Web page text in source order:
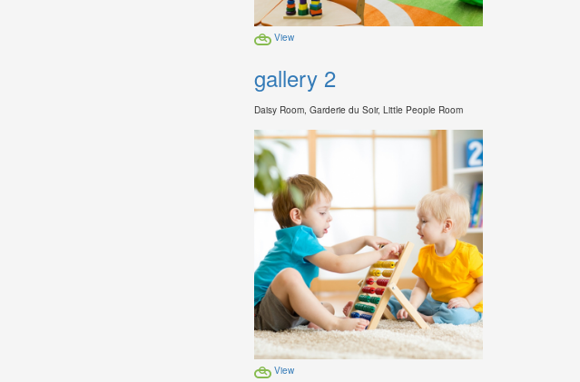
View
gallery 2
Daisy Room, Garderie du Soir, Little People Room
View